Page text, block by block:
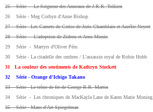
25 Série - Le Seigneur des Anneaux de J.R.R. Tolkien
26 Série - Meg Corbyn d'Anne Bishop
27 Série - Les Carnets de Cerise de Joris Chamblain et Aurélie Neyret
28 Série - L'adoption de Zidrou et Arno Monin
29 Série - Martyrs d'Oliver Péru
30 Série - La citadelle des ombres / L'assassin royal de Robin Hobb
31 La couleur des sentiments de Kathryn Stockett
32 Série - Orange d'Ichigo Takano
33 Série - Le trône de fer de George R.R. Martin
34 Série - Les chroniques de MacKayla Lane de Karen Marie Moning
35 Série - Maus d'Art Spiegelman